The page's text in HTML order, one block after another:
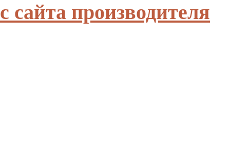
с сайта производителя